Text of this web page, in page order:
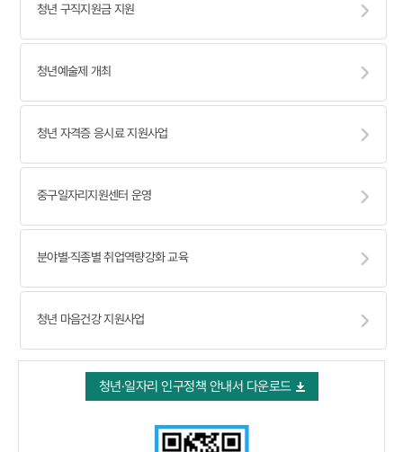
청년 구직지원금 지원
청년예술제 개최
청년 자격증 응시료 지원사업
중구일자리지원센터 운영
분야별·직종별 취업역량강화 교육
청년 마음건강 지원사업
청년·일자리 인구정책 안내서 다운로드